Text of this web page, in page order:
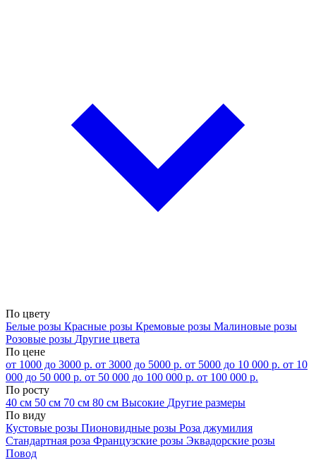
По цвету
Белые розы Красные розы Кремовые розы Малиновые розы
Розовые розы Другие цвета
По цене
от 1000 до 3000 р. от 3000 до 5000 р. от 5000 до 10 000 р. от 10
000 до 50 000 р. от 50 000 до 100 000 р. от 100 000 р.
По росту
40 см 50 см 70 см 80 см Высокие Другие размеры
По виду
Кустовые розы Пионовидные розы Роза джумилия
Стандартная роза Французские розы Эквадорские розы
Повод